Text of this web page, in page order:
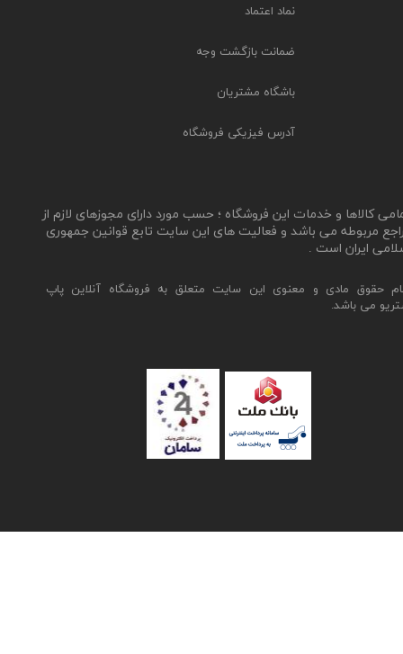
حقوق مادی و معنوی این سایت متعلق به فروشگاه آنلاین پاپ
می باشد.
نماد اعتماد
ضمانت بازگشت وجه
باشگاه مشتریان
آدرس فیزیکی فروشگاه
کالاها و خدمات این فروشگاه ؛ حسب مورد دارای مجوزهای لازم از
مربوطه می باشد و فعالیت های این سایت تابع قوانین جمهوری
ایران است .